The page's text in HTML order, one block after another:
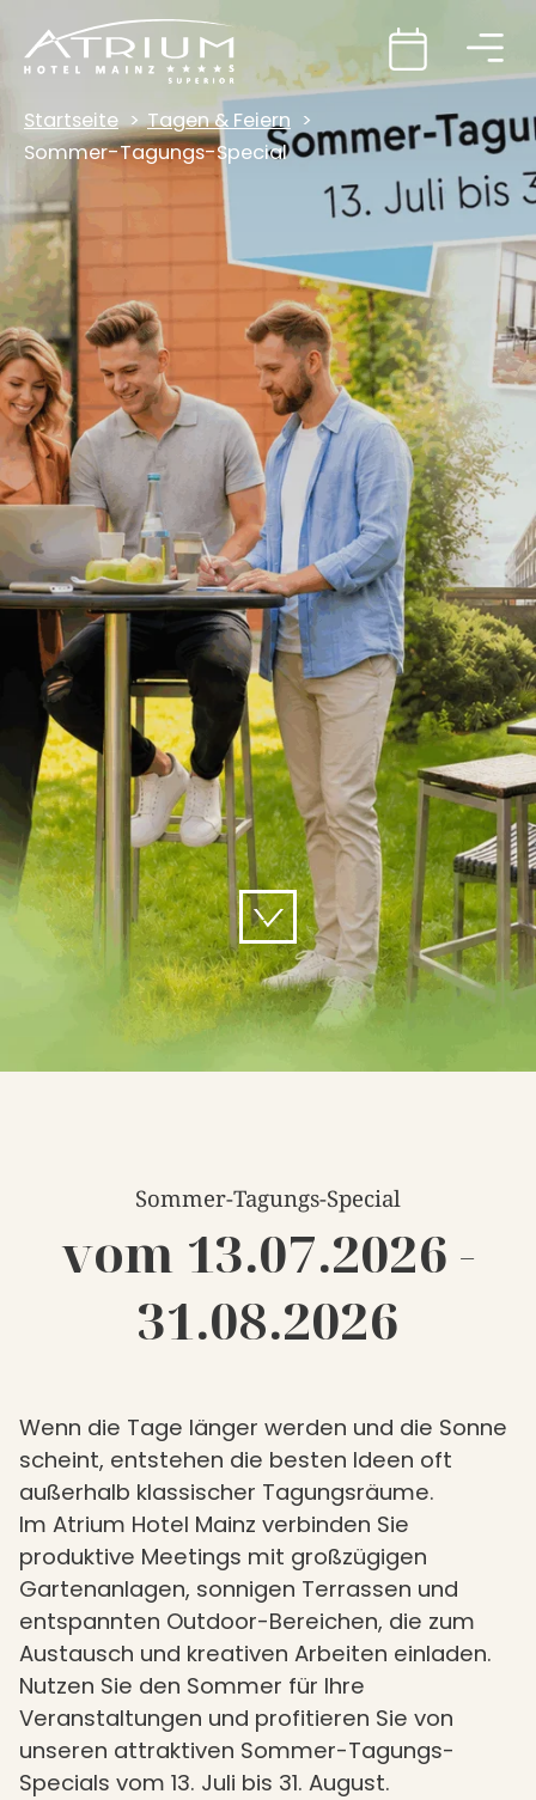
Startseite
Tagen & Feiern
Sommer-Tagungs-Special
Sommer-Tagungs-Special
vom 13.07.2026 -
31.08.2026
Wenn die Tage länger werden und die Sonne
scheint, entstehen die besten Ideen oft
außerhalb klassischer Tagungsräume.
Im Atrium Hotel Mainz verbinden Sie
produktive Meetings mit großzügigen
Gartenanlagen, sonnigen Terrassen und
entspannten Outdoor-Bereichen, die zum
Austausch und kreativen Arbeiten einladen.
Nutzen Sie den Sommer für Ihre
Veranstaltungen und profitieren Sie von
unseren attraktiven Sommer-Tagungs-
Specials vom 13. Juli bis 31. August.